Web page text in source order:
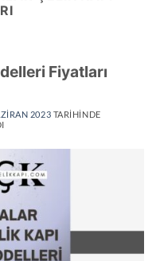
Fiyatları
2023 TARIHINDE